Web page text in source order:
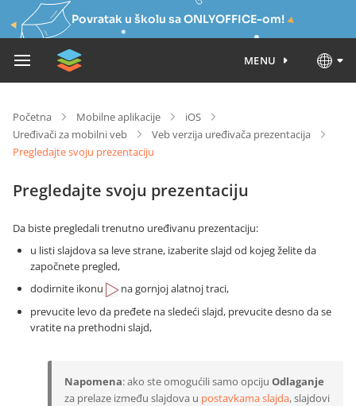
Povratak u školu sa ONLYOFFICE-om!
MENU
Početna Mobilne aplikacije
iOS
Uređivači za mobilni veb
Veb verzija uređivača prezentacija
Pregledajte svoju prezentaciju
Pregledajte svoju prezentaciju
Da biste pregledali trenutno uređivanu prezentaciju:
u listi slajdova sa leve strane, izaberite slajd od kojeg želite da
započnete pregled,
dodirnite ikonu
na gornjoj alatnoj traci,
prevucite levo da pređete na sledeći slajd, prevucite desno da se
vratite na prethodni slajd,
Napomena: ako ste omogućili samo opciju Odlaganje
za prelaze između slajdova u postavkama slajda, slajdovi